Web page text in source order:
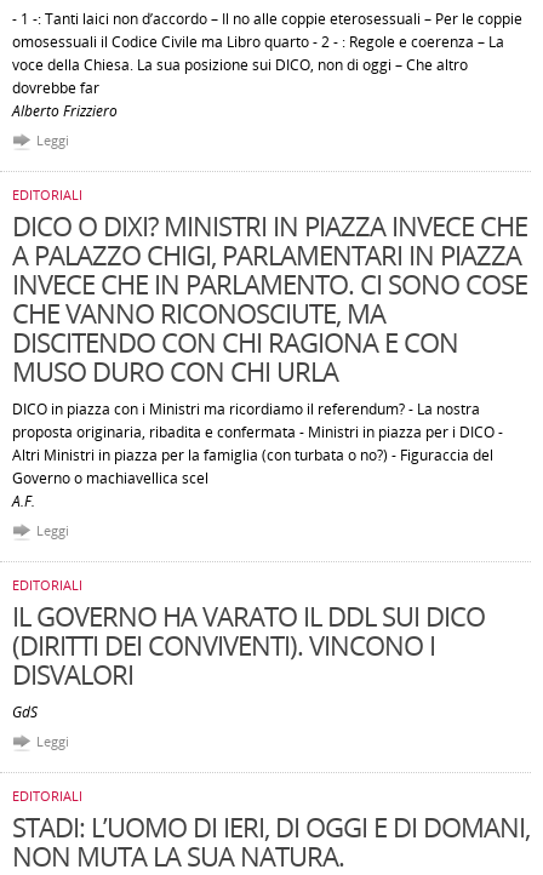
- 1 -: Tanti laici non d’accordo – Il no alle coppie eterosessuali – Per le coppie
omosessuali il Codice Civile ma Libro quarto - 2 - : Regole e coerenza – La
voce della Chiesa. La sua posizione sui DICO, non di oggi – Che altro
dovrebbe far
Alberto Frizziero
Leggi
EDITORIALI
DICO O DIXI? MINISTRI IN PIAZZA INVECE CHE
A PALAZZO CHIGI, PARLAMENTARI IN PIAZZA
INVECE CHE IN PARLAMENTO. CI SONO COSE
CHE VANNO RICONOSCIUTE, MA
DISCITENDO CON CHI RAGIONA E CON
MUSO DURO CON CHI URLA
DICO in piazza con i Ministri ma ricordiamo il referendum? - La nostra
proposta originaria, ribadita e confermata - Ministri in piazza per i DICO -
Altri Ministri in piazza per la famiglia (con turbata o no?) - Figuraccia del
Governo o machiavellica scel
A.F.
Leggi
EDITORIALI
IL GOVERNO HA VARATO IL DDL SUI DICO
(DIRITTI DEI CONVIVENTI). VINCONO I
DISVALORI
GdS
Leggi
EDITORIALI
STADI: L’UOMO DI IERI, DI OGGI E DI DOMANI,
NON MUTA LA SUA NATURA.